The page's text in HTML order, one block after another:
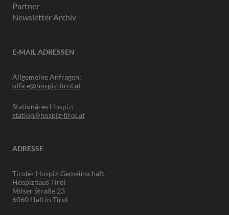
Partner
Newsletter Archiv
E-MAIL ADRESSEN
Allgemeine Anfragen:
office@hospiz-tirol.at
Stationäres Hospiz:
station@hospiz-tirol.at
ADRESSE
Tiroler Hospiz-Gemeinschaft
Hospizhaus Tirol
Milser Straße 23
6060 Hall in Tirol